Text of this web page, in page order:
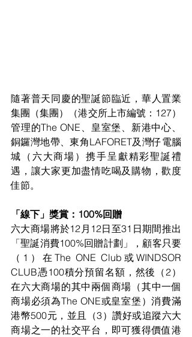
隨著普天同慶的聖誕節臨近，華人置業
集團（集團）（港交所上市編號：127）
管理的The ONE、皇室堡、新港中心、
銅鑼灣地帶、東角LAFORET及灣仔電腦
城（六大商場）携手呈獻精彩聖誕禮
遇，讓大家更加盡情吃喝及購物，歡度
佳節。
「線下」獎賞：100%回贈
六大商場將於12月12日至31日期間推出
「聖誕消費100%回贈計劃」，顧客只要
（1）在The ONE Club或WINDSOR
CLUB憑100積分預留名額，然後（2）
在六大商場的其中兩個商場（其中一個
商場必須為The ONE或皇室堡）消費滿
港幣500元，並且（3）讚好或追蹤六大
商場之一的社交平台，即可獲得價值港